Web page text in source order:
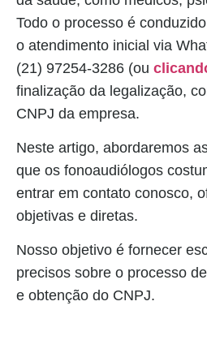
Todo o processo é
o atendimento inicial via
(21) 97254-3286 (ou
finalização da legalização,
CNPJ da empresa.
Neste artigo, abordaremos
que os fonoaudiólogos
entrar em contato conosco,
objetivas e diretas.
Nosso objetivo é fornecer
precisos sobre o processo
e obtenção do CNPJ.